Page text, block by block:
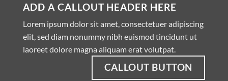
ADD A CALLOUT HEADER HERE
Lorem ipsum dolor sit amet, consectetuer adipiscing
elit, sed diam nonummy nibh euismod tincidunt ut
laoreet dolore magna aliquam erat volutpat.
CALLOUT BUTTON